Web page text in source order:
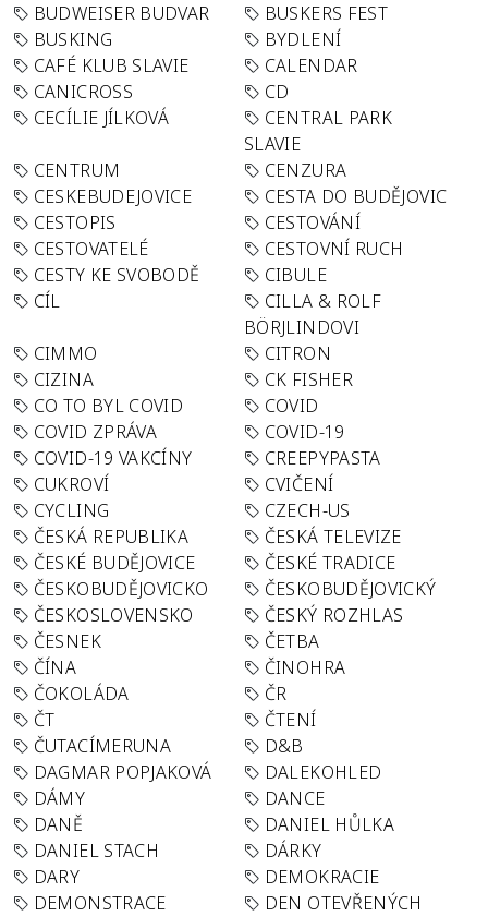
BUDWEISER BUDVAR
BUSKERS FEST
BUSKING
BYDLENÍ
CAFÉ KLUB SLAVIE
CALENDAR
CANICROSS
CD
CECÍLIE JÍLKOVÁ
CENTRAL PARK
SLAVIE
CENTRUM
CENZURA
CESKEBUDEJOVICE
CESTA DO BUDĚJOVIC
CESTOPIS
CESTOVÁNÍ
CESTOVATELÉ
CESTOVNÍ RUCH
CESTY KE SVOBODĚ
CIBULE
CÍL
CILLA & ROLF
BÖRJLINDOVI
CIMMO
CITRON
CIZINA
CK FISHER
CO TO BYL COVID
COVID
COVID ZPRÁVA
COVID-19
COVID-19 VAKCÍNY
CREEPYPASTA
CUKROVÍ
CVIČENÍ
CYCLING
CZECH-US
ČESKÁ REPUBLIKA
ČESKÁ TELEVIZE
ČESKÉ BUDĚJOVICE
ČESKÉ TRADICE
ČESKOBUDĚJOVICKO
ČESKOBUDĚJOVICKÝ
ČESKOSLOVENSKO
ČESKÝ ROZHLAS
ČESNEK
ČETBA
ČÍNA
ČINOHRA
ČOKOLÁDA
ČR
ČT
ČTENÍ
ČUTACÍMERUNA
D&B
DAGMAR POPJAKOVÁ
DALEKOHLED
DÁMY
DANCE
DANĚ
DANIEL HŮLKA
DANIEL STACH
DÁRKY
DARY
DEMOKRACIE
DEMONSTRACE
DEN OTEVŘENÝCH